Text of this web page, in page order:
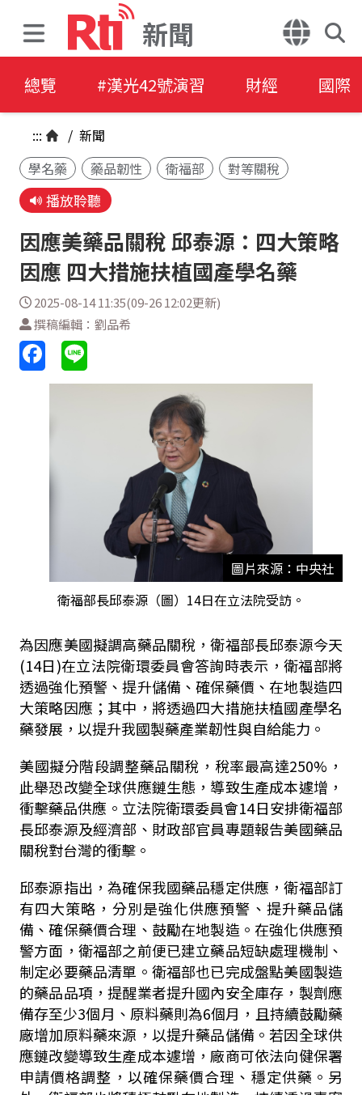
新聞
總覽 #漢光42號演習 財經 國際
::: / 新聞
學名藥
藥品韌性 衛福部 對等關稅
播放聆聽
因應美藥品關稅 邱泰源：四大策略
因應 四大措施扶植國產學名藥
2025-08-14 11:35(09-26 12:02更新)
撰稿編輯：劉品希
圖片來源：中央社
衛福部長邱泰源（圖）14日在立法院受訪。
為因應美國擬調高藥品關稅，衛福部長邱泰源今天
(14日)在立法院衛環委員會答詢時表示，衛福部將
透過強化預警、提升儲備、確保藥價、在地製造四
大策略因應；其中，將透過四大措施扶植國產學名
藥發展，以提升我國製藥產業韌性與自給能力。
美國擬分階段調整藥品關稅，稅率最高達250% ，
此舉恐改變全球供應鏈生態，導致生產成本遽增，
衝擊藥品供應。立法院衛環委員會14日安排衛福部
長邱泰源及經濟部、財政部官員專題報告美國藥品
關稅對台灣的衝擊。
邱泰源指出，為確保我國藥品穩定供應，衛福部訂
有四大策略，分別是強化供應預警、提升藥品儲
備、確保藥價合理、鼓勵在地製造。在強化供應預
警方面，衛福部之前便已建立藥品短缺處理機制、
制定必要藥品清單。衛福部也已完成盤點美國製造
的藥品品項，提醒業者提升國內安全庫存，製劑應
備存至少3個月、原料藥則為6個月，且持續鼓勵藥
廠增加原料藥來源，以提升藥品儲備。若因全球供
應鏈改變導致生產成本遽增，廠商可依法向健保署
申請價格調整，以確保藥價合理、穩定供藥。另